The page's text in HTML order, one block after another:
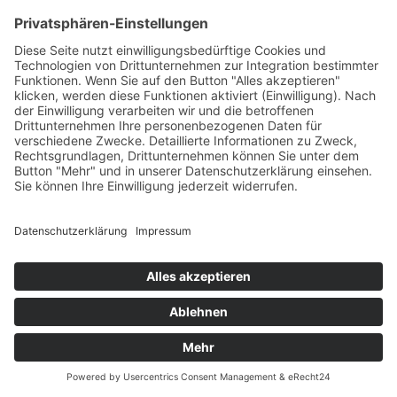
Sehenswürdigkeiten der deutsch-dänischen
Vergangenheit zu finden.
Die Flesnburger Altstadt
Die rund 700 Jahre alte Altstadt Flensburgs lässt
mit historischen Gebäuden an alte Zeiten
erinnern und schmückt das Stadtbild mit
Das Wattenmeer in Nordfriesland
Erleben Sie das Wattenmeer bei einer
Wattwanderung in seiner ganzen Schönheit.